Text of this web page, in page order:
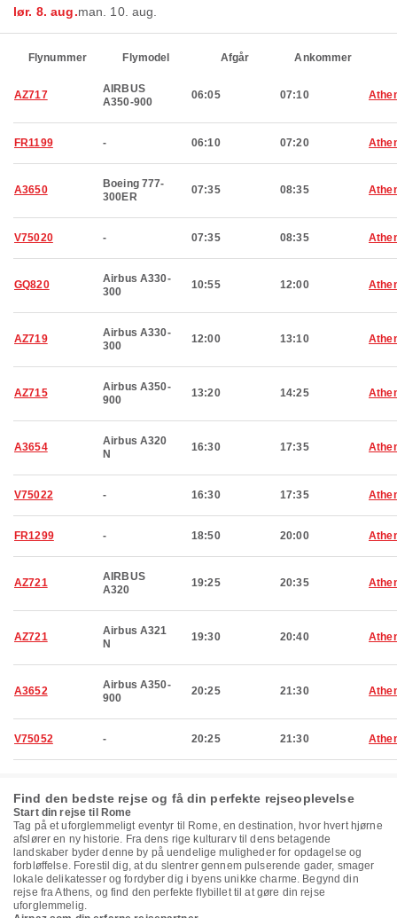
lør. 8. aug.man. 10. aug.
Flynummer Flymodel Afgår Ankommer
AZ717
AIRBUS
A350-900
06:05 07:10
FR1199 - 06:10 07:20
A3650
Boeing 777-
300ER
07:35 08:35
V75020 - 07:35 08:35
GQ820
Airbus A330-
300
10:55 12:00
AZ719
Airbus A330-
300
12:00 13:10
AZ715
Airbus A350-
900
13:20 14:25
A3654
Airbus A320
N
16:30 17:35
V75022 - 16:30 17:35
FR1299 - 18:50 20:00
AZ721
AIRBUS
A320
19:25 20:35
AZ721
Airbus A321
N
19:30 20:40
A3652
Airbus A350-
900
20:25 21:30
V75052 - 20:25 21:30
Find den bedste rejse og få din perfekte rejseoplevelse
Start din rejse til Rome
Tag på et uforglemmeligt eventyr til Rome, en destination, hvor hvert hjørne
afslører en ny historie. Fra dens rige kulturarv til dens betagende
landskaber byder denne by på uendelige muligheder for opdagelse og
forbløffelse. Forestil dig, at du slentrer gennem pulserende gader, smager
lokale delikatesser og fordyber dig i byens unikke charme. Begynd din
rejse fra Athens, og find den perfekte flybillet til at gøre din rejse
uforglemmelig.